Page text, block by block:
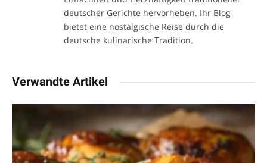
deutscher Gerichte hervorheben. Ihr Blog
bietet eine nostalgische Reise durch die
deutsche kulinarische Tradition.
Verwandte Artikel